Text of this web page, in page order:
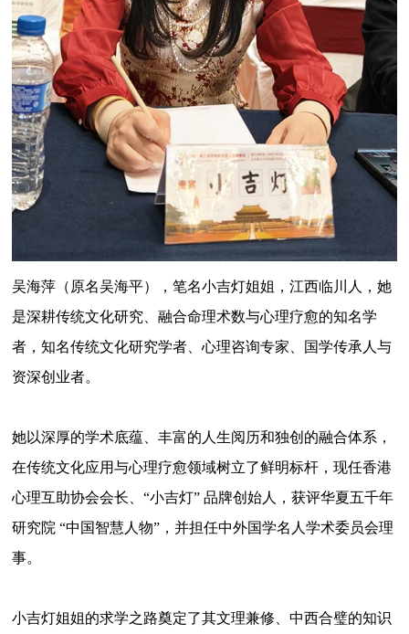
吴海萍（原名吴海平），笔名小吉灯姐姐，江西临川人，她
是深耕传统文化研究、融合命理术数与心理疗愈的知名学
者，知名传统文化研究学者、心理咨询专家、国学传承人与
资深创业者。
她以深厚的学术底蕴、丰富的人生阅历和独创的融合体系，
在传统文化应用与心理疗愈领域树立了鲜明标杆，现任香港
心理互助协会会长、“小吉灯” 品牌创始人，获评华夏五千年
研究院 “中国智慧人物”，并担任中外国学名人学术委员会理
事。
小吉灯姐姐的求学之路奠定了其文理兼修、中西合璧的知识